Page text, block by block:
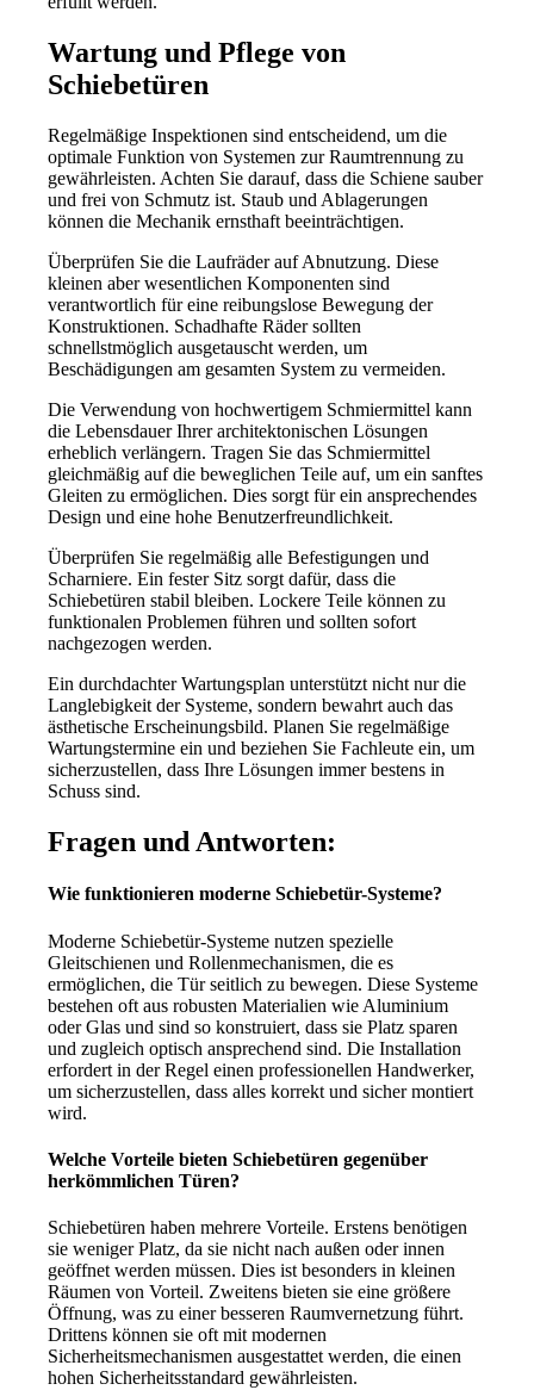
Wartung und Pflege von
Schiebetüren
Regelmäßige Inspektionen sind entscheidend, um die
optimale Funktion von Systemen zur Raumtrennung zu
gewährleisten. Achten Sie darauf, dass die Schiene sauber
und frei von Schmutz ist. Staub und Ablagerungen
können die Mechanik ernsthaft beeinträchtigen.
Überprüfen Sie die Laufräder auf Abnutzung. Diese
kleinen aber wesentlichen Komponenten sind
verantwortlich für eine reibungslose Bewegung der
Konstruktionen. Schadhafte Räder sollten
schnellstmöglich ausgetauscht werden, um
Beschädigungen am gesamten System zu vermeiden.
Die Verwendung von hochwertigem Schmiermittel kann
die Lebensdauer Ihrer architektonischen Lösungen
erheblich verlängern. Tragen Sie das Schmiermittel
gleichmäßig auf die beweglichen Teile auf, um ein sanftes
Gleiten zu ermöglichen. Dies sorgt für ein ansprechendes
Design und eine hohe Benutzerfreundlichkeit.
Überprüfen Sie regelmäßig alle Befestigungen und
Scharniere. Ein fester Sitz sorgt dafür, dass die
Schiebetüren stabil bleiben. Lockere Teile können zu
funktionalen Problemen führen und sollten sofort
nachgezogen werden.
Ein durchdachter Wartungsplan unterstützt nicht nur die
Langlebigkeit der Systeme, sondern bewahrt auch das
ästhetische Erscheinungsbild. Planen Sie regelmäßige
Wartungstermine ein und beziehen Sie Fachleute ein, um
sicherzustellen, dass Ihre Lösungen immer bestens in
Schuss sind.
Fragen und Antworten:
Wie funktionieren moderne Schiebetür-Systeme?
Moderne Schiebetür-Systeme nutzen spezielle
Gleitschienen und Rollenmechanismen, die es
ermöglichen, die Tür seitlich zu bewegen. Diese Systeme
bestehen oft aus robusten Materialien wie Aluminium
oder Glas und sind so konstruiert, dass sie Platz sparen
und zugleich optisch ansprechend sind. Die Installation
erfordert in der Regel einen professionellen Handwerker,
um sicherzustellen, dass alles korrekt und sicher montiert
wird.
Welche Vorteile bieten Schiebetüren gegenüber
herkömmlichen Türen?
Schiebetüren haben mehrere Vorteile. Erstens benötigen
sie weniger Platz, da sie nicht nach außen oder innen
geöffnet werden müssen. Dies ist besonders in kleinen
Räumen von Vorteil. Zweitens bieten sie eine größere
Öffnung, was zu einer besseren Raumvernetzung führt.
Drittens können sie oft mit modernen
Sicherheitsmechanismen ausgestattet werden, die einen
hohen Sicherheitsstandard gewährleisten.